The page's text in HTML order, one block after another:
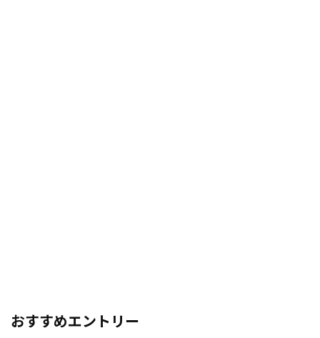
おすすめエントリー